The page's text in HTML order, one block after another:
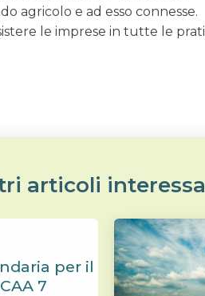
agricolo e ad esso connesse.
le imprese in tutte le
articoli
per il
7